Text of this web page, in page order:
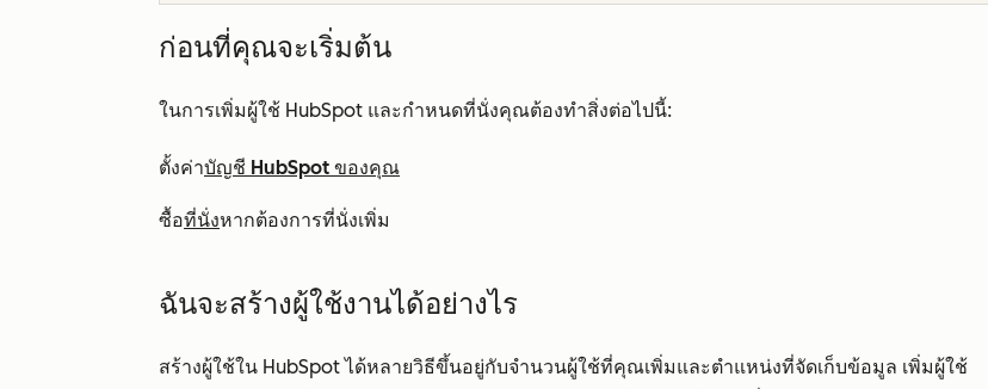
ก่อนที่คุณจะเริ่มต้น
ในการเพิ่มผู้ใช้ HubSpot และกำหนดที่นั่งคุณต้องทำสิ่งต่อไปนี้:
ตั้งค่าบัญชี HubSpot ของคุณ
ซื้อที่นั่งหากต้องการที่นั่งเพิ่ม
ฉันจะสร้างผู้ใช้งานได้อย่างไร
สร้างผู้ใช้ใน HubSpot ได้หลายวิธีขึ้นอยู่กับจำนวนผู้ใช้ที่คุณเพิ่มและตำแหน่งที่จัดเก็บข้อมูล เพิ่มผู้ใช้